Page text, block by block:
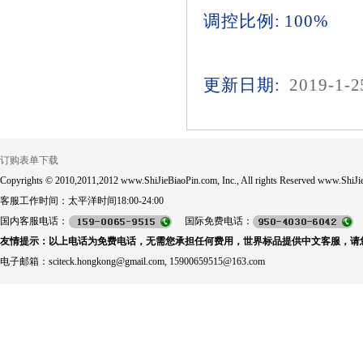
调控比例: 100%
更新日期: 2019-1-
订购表单下载
Copyrights © 2010,2011,2012 www.ShiJieBiaoPin.com, Inc., All rights Reserved
客服工作时间：太平洋时间18:00-24:00
国内客服电话：
国际免费电话：
友情提示：以上电话为免费电话，无需您承担任何费用，世界标品提供中文客服，请
电子邮箱：sciteck.hongkong@gmail.com, 15900659515@163.com